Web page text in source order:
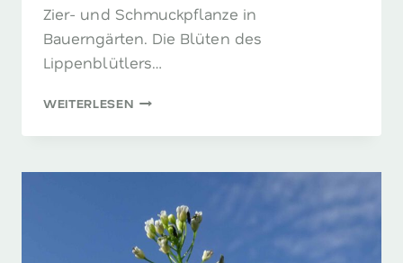
Zier- und Schmuckpflanze in
Bauerngärten. Die Blüten des
Lippenblütlers…
WEITERLESENHERZGESPANN
FÜR
LÖWENHERZ